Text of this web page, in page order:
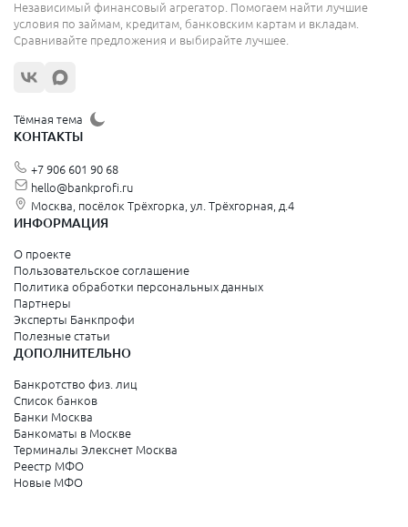
Независимый финансовый агрегатор. Помогаем найти лучшие
условия по займам, кредитам, банковским картам и вкладам.
Сравнивайте предложения и выбирайте лучшее.
Тёмная тема
КОНТАКТЫ
+7 906 601 90 68
hello@bankprofi.ru
Москва, посёлок Трёхгорка, ул. Трёхгорная, д.4
ИНФОРМАЦИЯ
О проекте
Пользовательское соглашение
Политика обработки персональных данных
Партнеры
Эксперты Банкпрофи
Полезные статьи
ДОПОЛНИТЕЛЬНО
Банкротство физ. лиц
Список банков
Банки Москва
Банкоматы в Москве
Терминалы Элекснет Москва
Реестр МФО
Новые МФО